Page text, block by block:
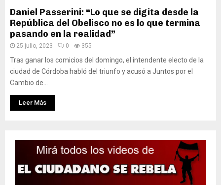
Daniel Passerini: “Lo que se digita desde la
República del Obelisco no es lo que termina
pasando en la realidad”
25 julio, 2023 0 355
Tras ganar los comicios del domingo, el intendente electo de la
ciudad de Córdoba habló del triunfo y acusó a Juntos por el
Cambio de...
Leer Más